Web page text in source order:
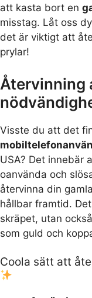
att kasta bort en
misstag. Låt oss
det är viktigt att
prylar!
Återvinning
Visste du att det
USA? Det innebär
oanvända och
återvinna din
hållbar framtid.
skräpet, utan
som guld och
Coola sätt att